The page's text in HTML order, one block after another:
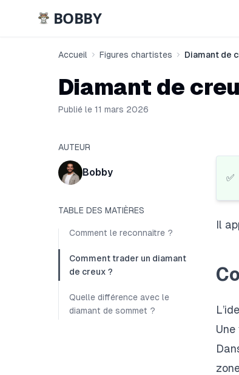
BOBBY
Accueil Figures chartistes Diamant de
Diamant de
Publié le 11 mars 2026
AUTEUR
Bobby
TABLE DES MATIÈRES
Comment le reconnaître ?
Comment trader un diamant
de creux ?
Quelle différence avec le
diamant de sommet ?
✅
Il